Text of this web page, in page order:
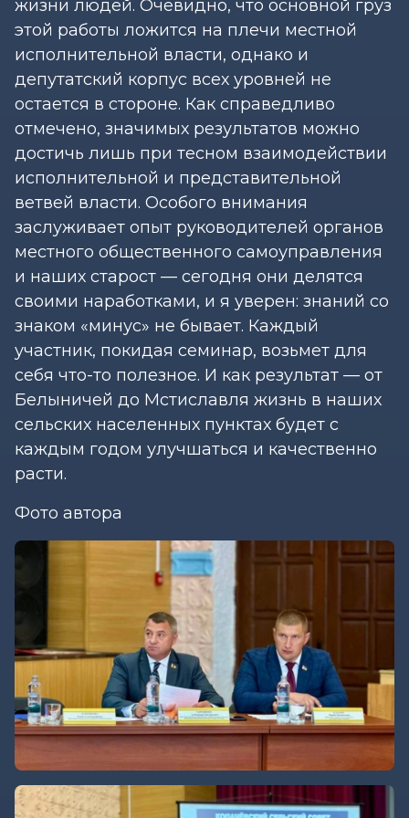
жизни людей. Очевидно, что основной груз
этой работы ложится на плечи местной
исполнительной власти, однако и
депутатский корпус всех уровней не
остается в стороне. Как справедливо
отмечено, значимых результатов можно
достичь лишь при тесном взаимодействии
исполнительной и представительной
ветвей власти. Особого внимания
заслуживает опыт руководителей органов
местного общественного самоуправления
и наших старост — сегодня они делятся
своими наработками, и я уверен: знаний со
знаком «минус» не бывает. Каждый
участник, покидая семинар, возьмет для
себя что-то полезное. И как результат — от
Белыничей до Мстиславля жизнь в наших
сельских населенных пунктах будет с
каждым годом улучшаться и качественно
расти.
Фото автора